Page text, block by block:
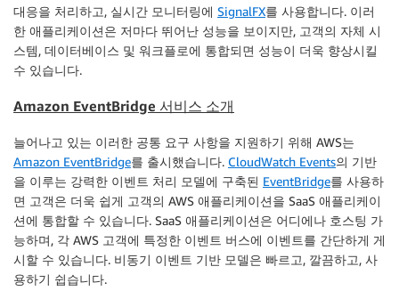
대응을 처리하고, 실시간 모니터링에 SignalFX를 사용합니다. 이러
한 애플리케이션은 저마다 뛰어난 성능을 보이지만, 고객의 자체 시
스템, 데이터베이스 및 워크플로에 통합되면 성능이 더욱 향상시킬
수 있습니다.
Amazon EventBridge 서비스 소개
늘어나고 있는 이러한 공통 요구 사항을 지원하기 위해 AWS는
Amazon EventBridge를 출시했습니다. CloudWatch Events의 기반
을 이루는 강력한 이벤트 처리 모델에 구축된 EventBridge를 사용하
면 고객은 더욱 쉽게 고객의 AWS 애플리케이션을 SaaS 애플리케이
션에 통합할 수 있습니다. SaaS 애플리케이션은 어디에나 호스팅 가
능하며, 각 AWS 고객에 특정한 이벤트 버스에 이벤트를 간단하게 게
시할 수 있습니다. 비동기 이벤트 기반 모델은 빠르고, 깔끔하고, 사
용하기 쉽습니다.